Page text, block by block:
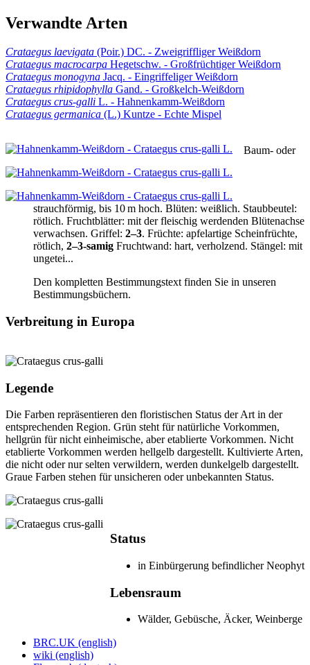
Verwandte Arten
Crataegus laevigata (Poir.) DC. - Zweigriffliger Weißdorn
Crataegus macrocarpa Hegetschw. - Großfrüchtiger Weißdorn
Crataegus monogyna Jacq. - Eingriffeliger Weißdorn
Crataegus rhipidophylla Gand. - Großkelch-Weißdorn
Crataegus crus-galli L. - Hahnenkamm-Weißdorn
Crataegus germanica (L.) Kuntze - Echte Mispel
Baum- oder
strauchförmig, bis 10 m hoch. Blüten: weißlich. Staubbeutel:
rötlich. Fruchtblätter: mit der fleischig werdenden Blütenachse
verwachsen. Griffel: 2–3. Früchte: apfelartige Scheinfrüchte,
rötlich, 2–3‑samig Fruchtwand: hart, verholzend. Stängel: mit
ungetei...
Den kompletten Bestimmungstext finden Sie in unseren
Bestimmungsbüchern.
Verbreitung in Europa
Legende
Die Farben repräsentieren den floristischen Status der Art in der
entsprechenden Region. Grün steht für natürliche Vorkommen,
hellgrün für nicht einheimische, aber etablierte Vorkommen. Nicht
etablierte Vorkommen werden hellgelb dargestellt. Kultivierte Arten,
die nicht oder nur selten verwildern, werden dunkelgelb dargestellt.
Graue Farben stehen für unsicheren oder unbekannten Status.
Status
in Einbürgerung befindlicher Neophyt
Lebensraum
Wälder, Gebüsche, Äcker, Wein­berge
BRC.UK (english)
wiki (english)